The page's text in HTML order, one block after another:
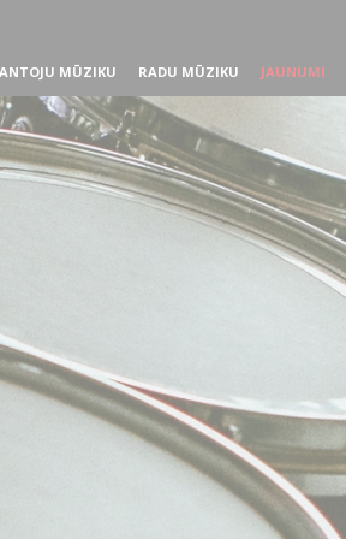
MŪZIKU RADU MŪZIKU JAUNUMI